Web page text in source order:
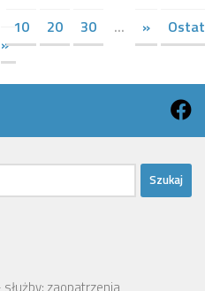
10 20 30 ... »
»
zaopatrzenia,